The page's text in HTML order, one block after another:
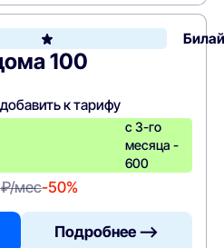
100
к тарифу
с 3-го
месяца -
600
мес-50%
Подробнее —>